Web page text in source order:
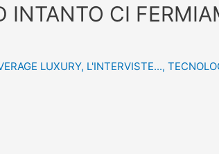
INTANTO CI
LUXURY, L'INTERVISTE...,